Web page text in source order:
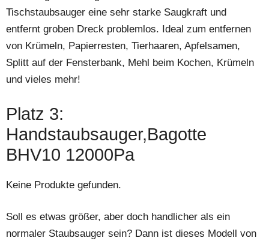
Tischstaubsauger eine sehr starke Saugkraft und
entfernt groben Dreck problemlos. Ideal zum entfernen
von Krümeln, Papierresten, Tierhaaren, Apfelsamen,
Splitt auf der Fensterbank, Mehl beim Kochen, Krümeln
und vieles mehr!
Platz 3:
Handstaubsauger,Bagotte
BHV10 12000Pa
Keine Produkte gefunden.
Soll es etwas größer, aber doch handlicher als ein
normaler Staubsauger sein? Dann ist dieses Modell von